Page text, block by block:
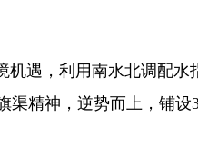
遇，利用南水北调配水
精神，逆势而上，铺设